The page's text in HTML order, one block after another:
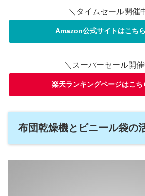
＼タイムセール開催
Amazon公式サイトはこち
＼スーパーセール開
楽天ランキングページはこち
布団乾燥機とビニール袋の